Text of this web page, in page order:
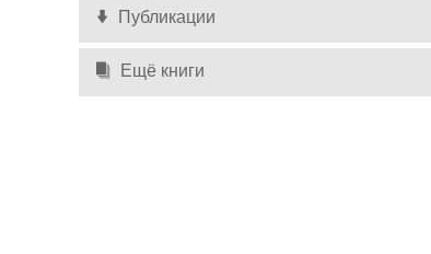
Публикации
Ещё книги